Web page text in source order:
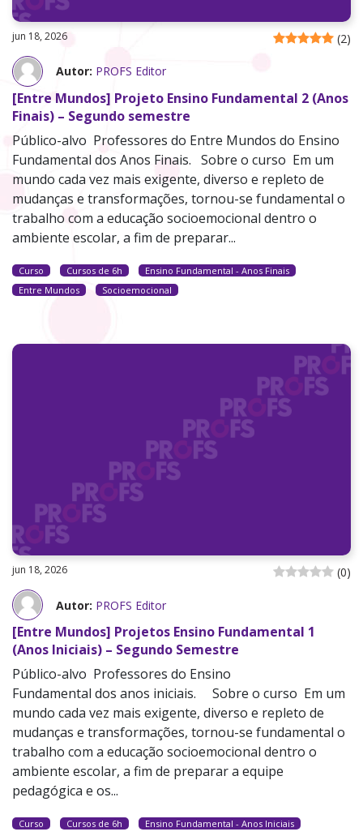
jun 18, 2026 (2)
Autor: PROFS Editor
[Entre Mundos] Projeto Ensino Fundamental 2 (Anos
Finais) – Segundo semestre
Público-alvo Professores do Entre Mundos do Ensino
Fundamental dos Anos Finais. Sobre o curso Em um
mundo cada vez mais exigente, diverso e repleto de
mudanças e transformações, tornou-se fundamental o
trabalho com a educação socioemocional dentro o
ambiente escolar, a fim de preparar...
Curso Cursos de 6h
Ensino Fundamental - Anos Finais
Entre Mundos
Socioemocional
jun 18, 2026 (0)
Autor: PROFS Editor
[Entre Mundos] Projetos Ensino Fundamental 1
(Anos Iniciais) – Segundo Semestre
Público-alvo Professores do Ensino
Fundamental dos anos iniciais. Sobre o curso Em um
mundo cada vez mais exigente, diverso e repleto de
mudanças e transformações, tornou-se fundamental o
trabalho com a educação socioemocional dentro o
ambiente escolar, a fim de preparar a equipe
pedagógica e os...
Curso Cursos de 6h
Ensino Fundamental - Anos Iniciais